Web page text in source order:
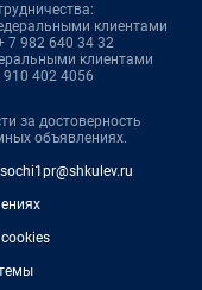
клиентами
7 982 640 34 32
клиентами
910 402 4056
за достоверность
объявлениях.
sochi1pr@shkulev.ru